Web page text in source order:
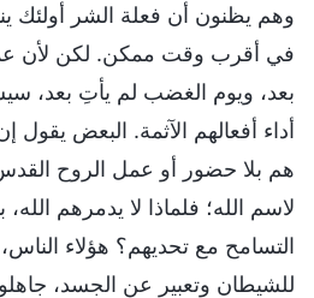
وهم يظنون أن فعلة الشر أولئك
في أقرب وقت ممكن. لكن لأن عمل
بعد، ويوم الغضب لم يأتِ بعد،
أداء أفعالهم الآثمة. البعض يقول
هم بلا حضور أو عمل الروح
لاسم الله؛ فلماذا لا يدمرهم
التسامح مع تحديهم؟ هؤلاء
للشيطان وتعبير عن الجسد،